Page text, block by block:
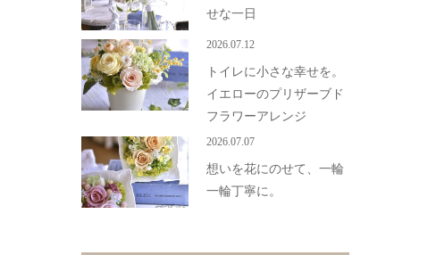
せな一日
2026.07.12
トイレに小さな幸せを。
イエローのプリザーブド
フラワーアレンジ
2026.07.07
想いを花にのせて、一輪
一輪丁寧に。